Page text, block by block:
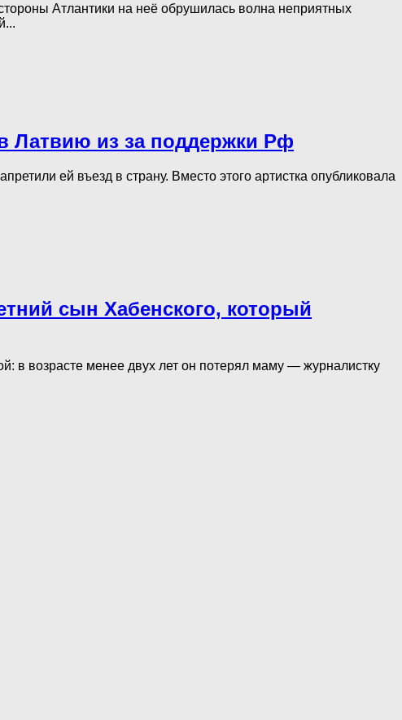
Атлантики на неё обрушилась волна неприятных
Латвию из за поддержки Рф
ей въезд в страну. Вместо этого артистка опубликовала
сын Хабенского, который
в возрасте менее двух лет он потерял маму — журналистку